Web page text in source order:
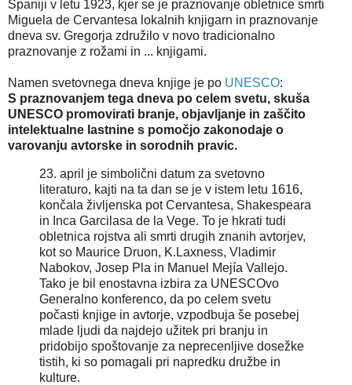
Španiji v letu 1923, kjer se je praznovanje obletnice smrti
Miguela de Cervantesa lokalnih knjigarn in praznovanje
dneva sv. Gregorja združilo v novo tradicionalno
praznovanje z rožami in ... knjigami.
Namen svetovnega dneva knjige je po UNESCO:
S praznovanjem tega dneva po celem svetu, skuša
UNESCO promovirati branje, objavljanje in zaščito
intelektualne lastnine s pomočjo zakonodaje o
varovanju avtorske in sorodnih pravic.
23. april je simbolični datum za svetovno
literaturo, kajti na ta dan se je v istem letu 1616,
končala življenska pot Cervantesa, Shakespeara
in Inca Garcilasa de la Vege. To je hkrati tudi
obletnica rojstva ali smrti drugih znanih avtorjev,
kot so Maurice Druon, K.Laxness, Vladimir
Nabokov, Josep Pla in Manuel Mejía Vallejo.
Tako je bil enostavna izbira za UNESCOvo
Generalno konferenco, da po celem svetu
počasti knjige in avtorje, vzpodbuja še posebej
mlade ljudi da najdejo užitek pri branju in
pridobijo spoštovanje za neprecenljive dosežke
tistih, ki so pomagali pri napredku družbe in
kulture.